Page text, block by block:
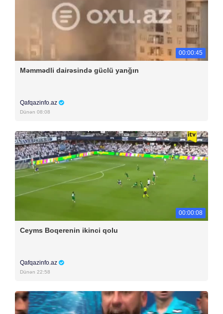
00:00:45
Məmmədli dairəsində güclü yanğın
Qafqazinfo.az
Dünən 08:08
00:00:08
Ceyms Boqerenin ikinci qolu
Qafqazinfo.az
Dünən 22:58